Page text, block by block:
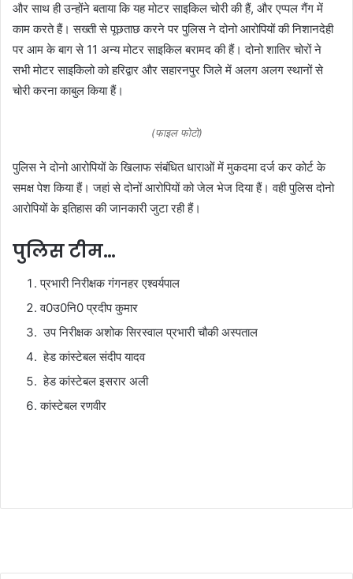
और साथ ही उन्होंने बताया कि यह मोटर साइकिल चोरी की हैं, और एप्पल गैंग में
काम करते हैं। सख्ती से पूछताछ करने पर पुलिस ने दोनो आरोपियों की निशानदेही
पर आम के बाग से 11 अन्य मोटर साइकिल बरामद की हैं। दोनो शातिर चोरों ने
सभी मोटर साइकिलो को हरिद्वार और सहारनपुर जिले में अलग अलग स्थानों से
चोरी करना काबुल किया हैं।
(फाइल फोटो)
पुलिस ने दोनो आरोपियों के खिलाफ संबंधित धाराओं में मुकदमा दर्ज कर कोर्ट के
समक्ष पेश किया हैं। जहां से दोनों आरोपियों को जेल भेज दिया हैं। वही पुलिस दोनो
आरोपियों के इतिहास की जानकारी जुटा रही हैं।
पुलिस टीम…
प्रभारी निरीक्षक गंगनहर एश्वर्यपाल
व0उ0नि0 प्रदीप कुमार
उप निरीक्षक अशोक सिरस्वाल प्रभारी चौकी अस्पताल
हेड कांस्टेबल संदीप यादव
हेड कांस्टेबल इसरार अली
कांस्टेबल रणवीर